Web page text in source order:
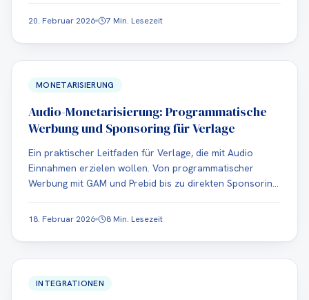
20. Februar 2026 7 Min. Lesezeit
MONETARISIERUNG
Audio-Monetarisierung: Programmatische
Werbung und Sponsoring für Verlage
Ein praktischer Leitfaden für Verlage, die mit Audio
Einnahmen erzielen wollen. Von programmatischer
Werbung mit GAM und Prebid bis zu direkten Sponsoring-
18. Februar 2026 8 Min. Lesezeit
INTEGRATIONEN